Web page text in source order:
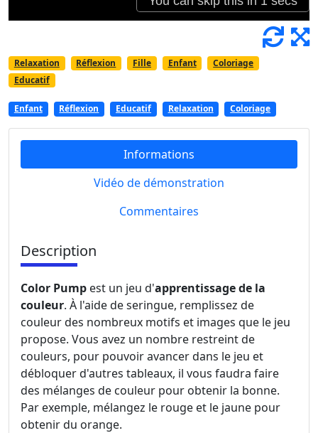
Relaxation Réflexion Fille Enfant
Coloriage
Educatif
Enfant Réflexion Educatif Relaxation Coloriage
Informations
Vidéo de démonstration
Commentaires
Description
Color Pump est un jeu d'apprentissage de la
couleur. À l'aide de seringue, remplissez de
couleur des nombreux motifs et images que le jeu
propose. Vous avez un nombre restreint de
couleurs, pour pouvoir avancer dans le jeu et
débloquer d'autres tableaux, il vous faudra faire
des mélanges de couleur pour obtenir la bonne.
Par exemple, mélangez le rouge et le jaune pour
obtenir du orange.